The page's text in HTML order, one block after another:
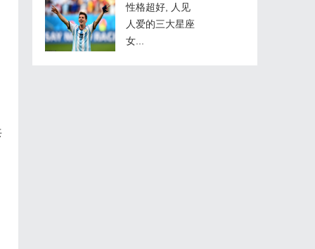
性格超好, 人见
人爱的三大星座
女...